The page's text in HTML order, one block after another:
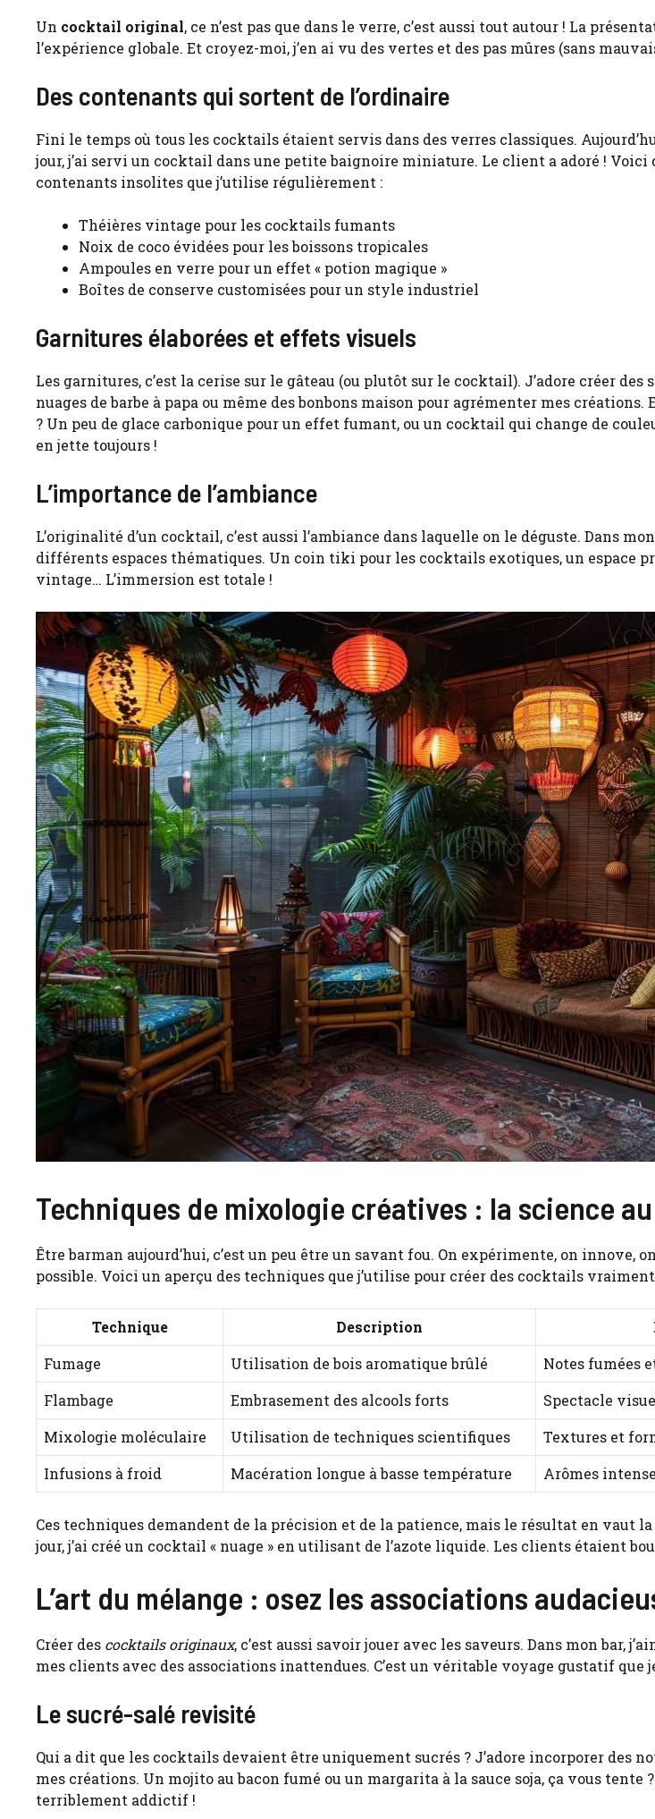
Un cocktail original, ce n’est pas que dans le verre, c’est aussi tout autour ! La
l’expérience globale. Et croyez-moi, j’en ai vu des vertes et des pas mûres (sans
Des contenants qui sortent de l’ordinaire
Fini le temps où tous les cocktails étaient servis dans des verres classiques.
jour, j’ai servi un cocktail dans une petite baignoire miniature. Le client a adoré ! Voici
contenants insolites que j’utilise régulièrement :
Théières vintage pour les cocktails fumants
Noix de coco évidées pour les boissons tropicales
Ampoules en verre pour un effet « potion magique »
Boîtes de conserve customisées pour un style industriel
Garnitures élaborées et effets visuels
Les garnitures, c’est la cerise sur le gâteau (ou plutôt sur le cocktail). J’adore créer
nuages de barbe à papa ou même des bonbons maison pour agrémenter mes
? Un peu de glace carbonique pour un effet fumant, ou un cocktail qui change de
en jette toujours !
L’importance de l’ambiance
L’originalité d’un cocktail, c’est aussi l’ambiance dans laquelle on le déguste. Dans mon
différents espaces thématiques. Un coin tiki pour les cocktails exotiques, un espace
vintage… L’immersion est totale !
Techniques de mixologie créatives : la science
Être barman aujourd’hui, c’est un peu être un savant fou. On expérimente, on innove,
possible. Voici un aperçu des techniques que j’utilise pour créer des cocktails
Technique Description
Fumage
Utilisation de bois aromatique brûlé
Notes fumées
Flambage
Embrasement des alcools forts
Spectacle
Mixologie moléculaire
Utilisation de techniques scientifiques
Textures et
Infusions à froid
Macération longue à basse température Arômes
Ces techniques demandent de la précision et de la patience, mais le résultat en vaut la
jour, j’ai créé un cocktail « nuage » en utilisant de l’azote liquide. Les clients étaient
L’art du mélange : osez les associations
Créer des cocktails originaux, c’est aussi savoir jouer avec les saveurs. Dans mon bar,
mes clients avec des associations inattendues. C’est un véritable voyage gustatif que
Le sucré-salé revisité
Qui a dit que les cocktails devaient être uniquement sucrés ? J’adore incorporer des
mes créations. Un mojito au bacon fumé ou un margarita à la sauce soja, ça vous tente
terriblement addictif !